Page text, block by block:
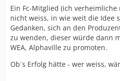
Ein Fc-Mitglied (ich
nicht weiss, in wie weit die Idee
Gedanken, sich an den
zu wenden, dieser würde dann
WEA, Alphaville zu promoten.
Ob`s Erfolg hätte - wer weiss,